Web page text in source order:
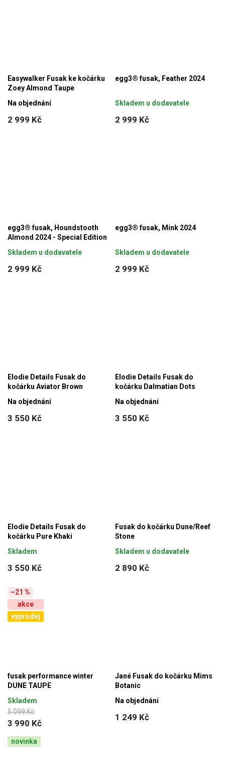
Easywalker Fusak ke kočárku
Zoey Almond Taupe
2 999 Kč
Na objednání
egg3® fusak, Feather 2024
2 999 Kč
Skladem u dodavatele
egg3® fusak, Houndstooth
Almond 2024 - Special Edition
2 999 Kč
Skladem u dodavatele
egg3® fusak, Mink 2024
2 999 Kč
Skladem u dodavatele
Elodie Details Fusak do
kočárku Aviator Brown
3 550 Kč
Na objednání
Elodie Details Fusak do
kočárku Dalmatian Dots
3 550 Kč
Na objednání
Elodie Details Fusak do
kočárku Pure Khaki
3 550 Kč
Skladem
Fusak do kočárku Dune/Reef
Stone
2 890 Kč
Skladem u dodavatele
–21 %
akce
výprodej
fusak performance winter
DUNE TAUPE
5 099 Kč
3 990 Kč
Skladem
Jané Fusak do kočárku Mims
Botanic
1 249 Kč
Na objednání
novinka